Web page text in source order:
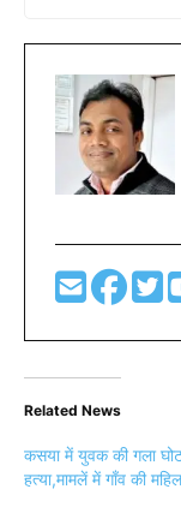
Related News
कसया में युवक की गला
हत्या,मामलें में गाँव की